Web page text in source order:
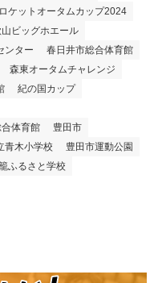
ロケットオータムカップ2024
ビッグホエール
ンター
春日井市総合体育館
森東オータムチャレンジ
紀の国カップ
体育館
豊田市
青木小学校
豊田市運動公園
ふるさと学校